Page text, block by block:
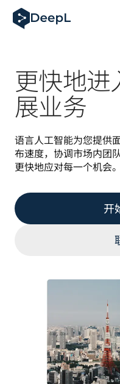
DeepL 人工智能智能体
DeepL Translation
解读企业级语言人工智
我们如何构建 DeepL 的
从高质量文本翻译到实时
更快地进
展业务
语言人工智能为您提供
布速度，协调市场内团
更快地应对每一个机会。
开